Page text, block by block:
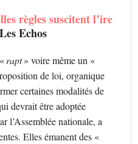
règles suscitent l’ire
Echos
rapt» voire même un «
de loi, organique
certaines modalités de
devrait être adoptée
l’Assemblée nationale, a
Elles émanent des «